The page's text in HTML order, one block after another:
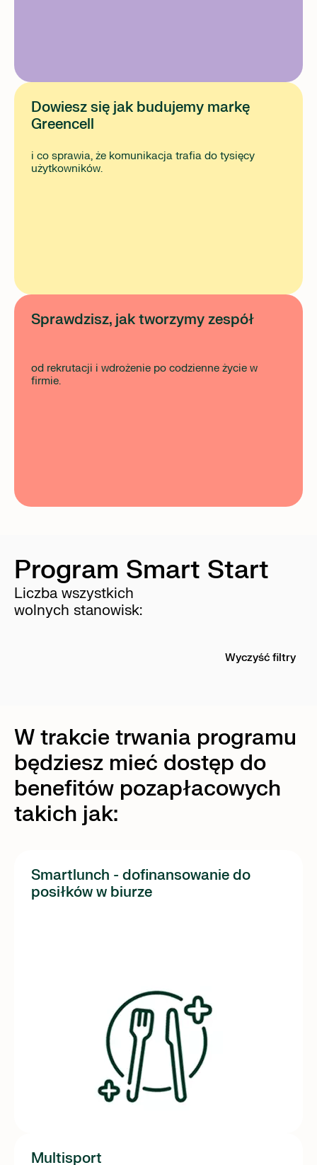
Dowiesz się jak budujemy markę
Greencell
i co sprawia, że komunikacja trafia do tysięcy
użytkowników.
Sprawdzisz, jak tworzymy zespół
od rekrutacji i wdrożenie po codzienne życie w
firmie.
Program Smart Start
Liczba wszystkich
wolnych stanowisk:
Wyczyść filtry
W trakcie trwania programu
będziesz mieć dostęp do
benefitów pozapłacowych
takich jak:
Smartlunch - dofinansowanie do
posiłków w biurze
Multisport